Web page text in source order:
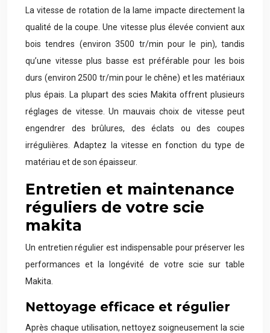
La vitesse de rotation de la lame impacte directement la
qualité de la coupe. Une vitesse plus élevée convient aux
bois tendres (environ 3500 tr/min pour le pin), tandis
qu’une vitesse plus basse est préférable pour les bois
durs (environ 2500 tr/min pour le chêne) et les matériaux
plus épais. La plupart des scies Makita offrent plusieurs
réglages de vitesse. Un mauvais choix de vitesse peut
engendrer des brûlures, des éclats ou des coupes
irrégulières. Adaptez la vitesse en fonction du type de
matériau et de son épaisseur.
Entretien et maintenance
réguliers de votre scie
makita
Un entretien régulier est indispensable pour préserver les
performances et la longévité de votre scie sur table
Makita.
Nettoyage efficace et régulier
Après chaque utilisation, nettoyez soigneusement la scie